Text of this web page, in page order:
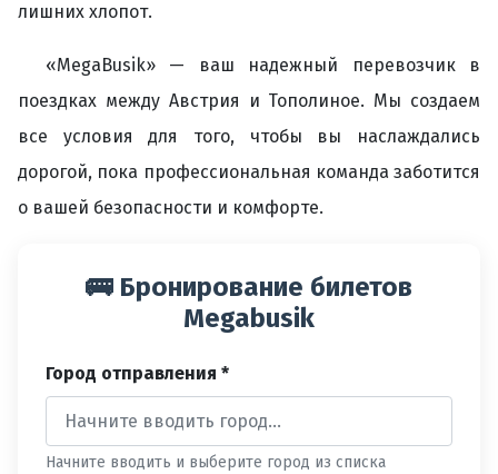
лишних хлопот.
«MegaBusik» — ваш надежный перевозчик в
поездках между Австрия и Тополиное. Мы создаем
все условия для того, чтобы вы наслаждались
дорогой, пока профессиональная команда заботится
о вашей безопасности и комфорте.
🚌 Бронирование билетов
Megabusik
Город отправления *
Начните вводить и выберите город из списка